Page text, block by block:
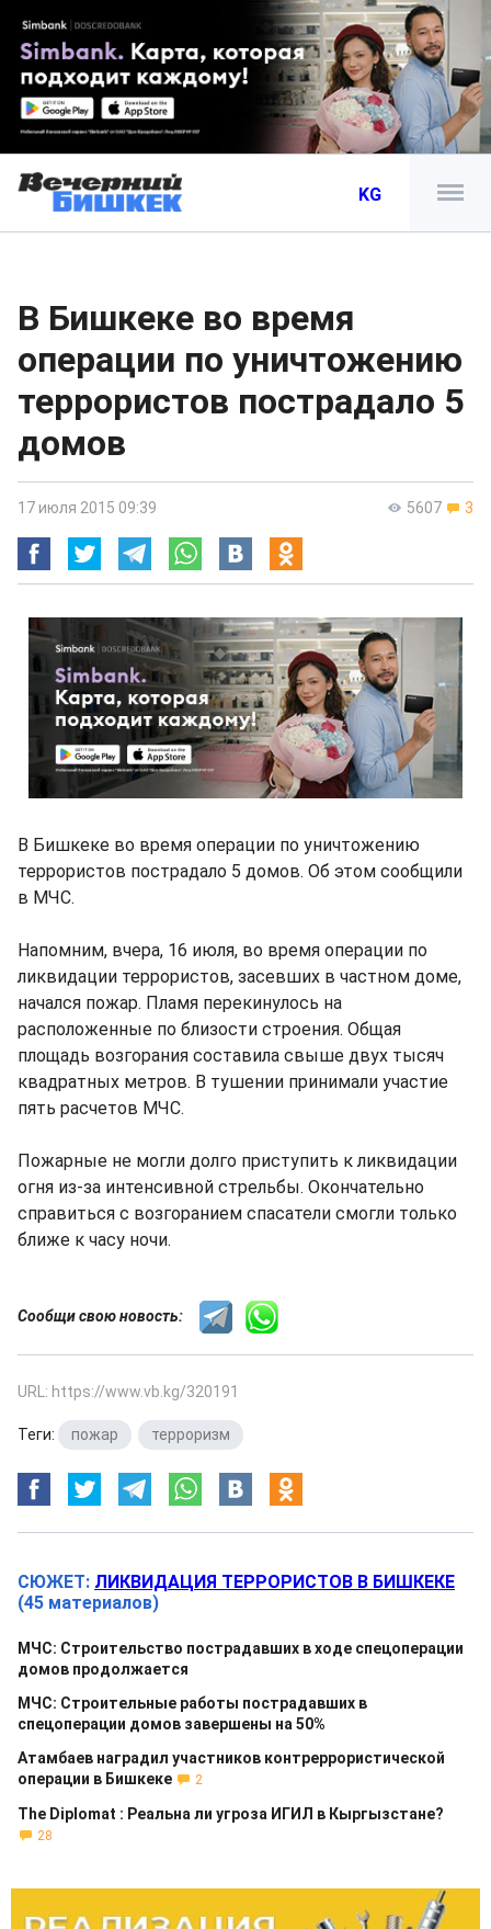
KG
В Бишкеке во время
операции по уничтожению
террористов пострадало 5
домов
5607 3
17 июля 2015 09:39
В Бишкеке во время операции по уничтожению
террористов пострадало 5 домов. Об этом сообщили
в МЧС.
Напомним, вчера, 16 июля, во время операции по
ликвидации террористов, засевших в частном доме,
начался пожар. Пламя перекинулось на
расположенные по близости строения. Общая
площадь возгорания составила свыше двух тысяч
квадратных метров. В тушении принимали участие
пять расчетов МЧС.
Пожарные не могли долго приступить к ликвидации
огня из-за интенсивной стрельбы. Окончательно
справиться с возгоранием спасатели смогли только
ближе к часу ночи.
Сообщи свою новость:
URL: https://www.vb.kg/320191
Теги: пожар терроризм
СЮЖЕТ: ЛИКВИДАЦИЯ ТЕРРОРИСТОВ В БИШКЕКЕ
(45 материалов)
МЧС: Строительство пострадавших в ходе спецоперации
домов продолжается
МЧС: Строительные работы пострадавших в
спецоперации домов завершены на 50%
Атамбаев наградил участников контреррористической
операции в Бишкеке
2
The Diplomat : Реальна ли угроза ИГИЛ в Кыргызстане?
28